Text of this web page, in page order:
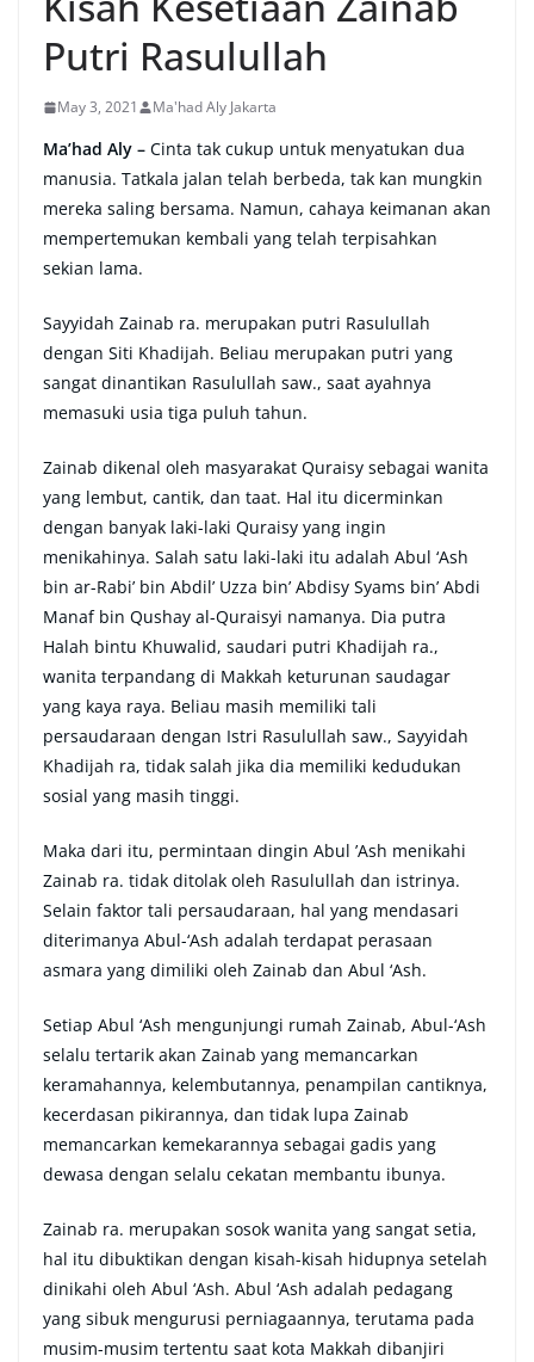
Putri Rasulullah
May 3, 2021 Ma'had Aly Jakarta
Ma’had Aly – Cinta tak cukup untuk menyatukan dua
manusia. Tatkala jalan telah berbeda, tak kan mungkin
mereka saling bersama. Namun, cahaya keimanan akan
mempertemukan kembali yang telah terpisahkan
sekian lama.
Sayyidah Zainab ra. merupakan putri Rasulullah
dengan Siti Khadijah. Beliau merupakan putri yang
sangat dinantikan Rasulullah saw., saat ayahnya
memasuki usia tiga puluh tahun.
Zainab dikenal oleh masyarakat Quraisy sebagai wanita
yang lembut, cantik, dan taat. Hal itu dicerminkan
dengan banyak laki-laki Quraisy yang ingin
menikahinya. Salah satu laki-laki itu adalah Abul ‘Ash
bin ar-Rabi’ bin Abdil’ Uzza bin’ Abdisy Syams bin’ Abdi
Manaf bin Qushay al-Quraisyi namanya. Dia putra
Halah bintu Khuwalid, saudari putri Khadijah ra.,
wanita terpandang di Makkah keturunan saudagar
yang kaya raya. Beliau masih memiliki tali
persaudaraan dengan Istri Rasulullah saw., Sayyidah
Khadijah ra, tidak salah jika dia memiliki kedudukan
sosial yang masih tinggi.
Maka dari itu, permintaan dingin Abul ’Ash menikahi
Zainab ra. tidak ditolak oleh Rasulullah dan istrinya.
Selain faktor tali persaudaraan, hal yang mendasari
diterimanya Abul-‘Ash adalah terdapat perasaan
asmara yang dimiliki oleh Zainab dan Abul ‘Ash.
Setiap Abul ‘Ash mengunjungi rumah Zainab, Abul-‘Ash
selalu tertarik akan Zainab yang memancarkan
keramahannya, kelembutannya, penampilan cantiknya,
kecerdasan pikirannya, dan tidak lupa Zainab
memancarkan kemekarannya sebagai gadis yang
dewasa dengan selalu cekatan membantu ibunya.
Zainab ra. merupakan sosok wanita yang sangat setia,
hal itu dibuktikan dengan kisah-kisah hidupnya setelah
dinikahi oleh Abul ‘Ash. Abul ‘Ash adalah pedagang
yang sibuk mengurusi perniagaannya, terutama pada
musim-musim tertentu saat kota Makkah dibanjiri